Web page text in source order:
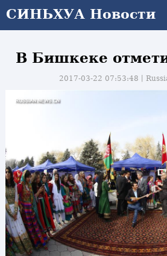
СИНЬХУА Новости
В Бишкеке
2017-03-22 07:53:48丨